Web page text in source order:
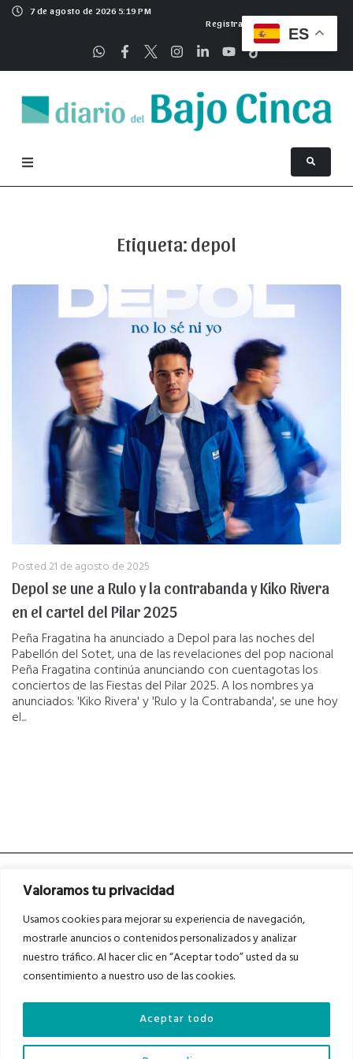
Valoramos tu privacidad
Usamos cookies para mejorar su experiencia de navegación,
mostrarle anuncios o contenidos personalizados y analizar
nuestro tráfico. Al hacer clic en “Aceptar todo” usted da su
consentimiento a nuestro uso de las cookies.
Aceptar todo
7 de agosto de 2026 5:19 PM
Registrarse
Etiqueta: depol
Posted21 de agosto de 2025
Depol se une a Rulo y la contrabanda y Kiko Rivera
en el cartel del Pilar 2025
Peña Fragatina ha anunciado a Depol para las noches del
Pabellón del Sotet, una de las revelaciones del pop nacional
Peña Fragatina continúa anunciando con cuentagotas los
conciertos de las Fiestas del Pilar 2025. A los nombres ya
anunciados: 'Kiko Rivera' y 'Rulo y la Contrabanda', se une hoy
el...
Asociados a
Auditados por
ES